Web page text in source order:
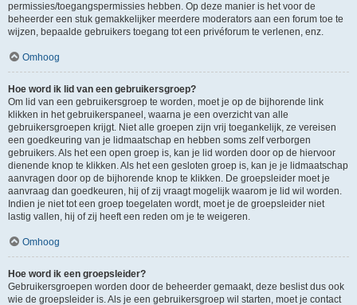
permissies/toegangspermissies hebben. Op deze manier is het voor de
beheerder een stuk gemakkelijker meerdere moderators aan een forum toe te
wijzen, bepaalde gebruikers toegang tot een privéforum te verlenen, enz.
Omhoog
Hoe word ik lid van een gebruikersgroep?
Om lid van een gebruikersgroep te worden, moet je op de bijhorende link
klikken in het gebruikerspaneel, waarna je een overzicht van alle
gebruikersgroepen krijgt. Niet alle groepen zijn vrij toegankelijk, ze vereisen
een goedkeuring van je lidmaatschap en hebben soms zelf verborgen
gebruikers. Als het een open groep is, kan je lid worden door op de hiervoor
dienende knop te klikken. Als het een gesloten groep is, kan je je lidmaatschap
aanvragen door op de bijhorende knop te klikken. De groepsleider moet je
aanvraag dan goedkeuren, hij of zij vraagt mogelijk waarom je lid wil worden.
Indien je niet tot een groep toegelaten wordt, moet je de groepsleider niet
lastig vallen, hij of zij heeft een reden om je te weigeren.
Omhoog
Hoe word ik een groepsleider?
Gebruikersgroepen worden door de beheerder gemaakt, deze beslist dus ook
wie de groepsleider is. Als je een gebruikersgroep wil starten, moet je contact